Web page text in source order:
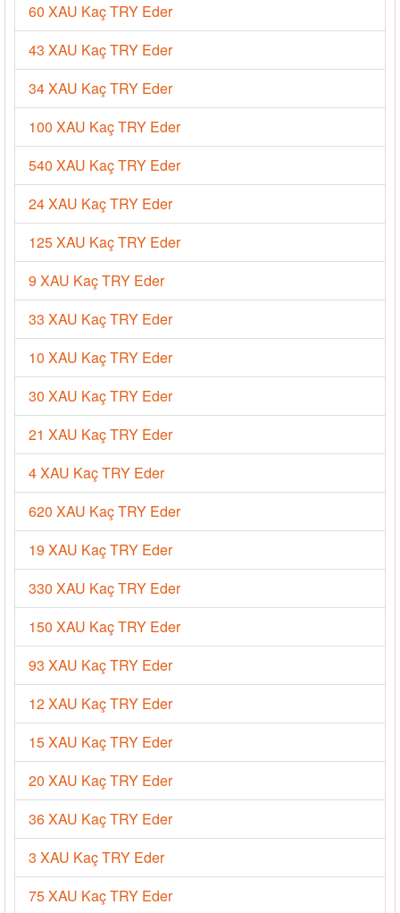
60 XAU Kaç TRY Eder
43 XAU Kaç TRY Eder
34 XAU Kaç TRY Eder
100 XAU Kaç TRY Eder
540 XAU Kaç TRY Eder
24 XAU Kaç TRY Eder
125 XAU Kaç TRY Eder
9 XAU Kaç TRY Eder
33 XAU Kaç TRY Eder
10 XAU Kaç TRY Eder
30 XAU Kaç TRY Eder
21 XAU Kaç TRY Eder
4 XAU Kaç TRY Eder
620 XAU Kaç TRY Eder
19 XAU Kaç TRY Eder
330 XAU Kaç TRY Eder
150 XAU Kaç TRY Eder
93 XAU Kaç TRY Eder
12 XAU Kaç TRY Eder
15 XAU Kaç TRY Eder
20 XAU Kaç TRY Eder
36 XAU Kaç TRY Eder
3 XAU Kaç TRY Eder
75 XAU Kaç TRY Eder